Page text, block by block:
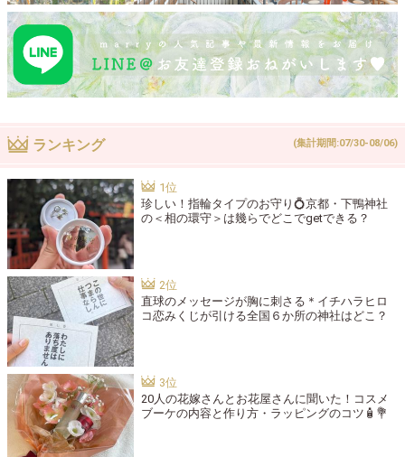
ランキング (集計期間:07/30-08/06)
珍しい！指輪タイプのお守り💍京都・下鴨神社
の＜相の環守＞は幾らでどこでgetできる？
直球のメッセージが胸に刺さる＊イチハラヒロ
コ恋みくじが引ける全国６か所の神社はどこ？
20人の花嫁さんとお花屋さんに聞いた！コスメ
ブーケの内容と作り方・ラッピングのコツ🧴💐